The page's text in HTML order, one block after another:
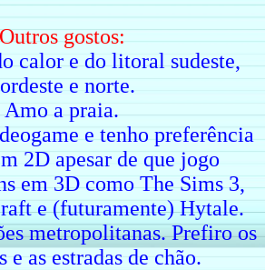
gostos:
calor e do litoral sudeste,
e norte.
Amo a praia.
e tenho preferência
2D apesar de que jogo
em 3D como The Sims 3,
e (futuramente) Hytale.
metropolitanas. Prefiro os
e as estradas de chão.